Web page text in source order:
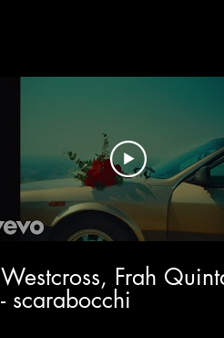
Westcross, Frah
- scarabocchi